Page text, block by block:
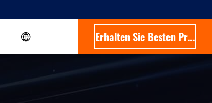
Erhalten Sie Besten Preis